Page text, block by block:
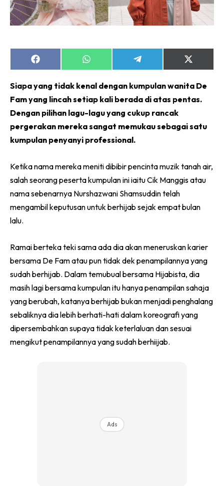
Share
on
Share
on
Share
on
Share
on
(Twitter)
Siapa yang tidak kenal dengan kumpulan wanita De
Fam yang lincah setiap kali berada di atas pentas.
Dengan pilihan lagu-lagu yang cukup rancak
pergerakan mereka sangat memukau sebagai satu
kumpulan penyanyi professional.
Ketika nama mereka meniti dibibir pencinta muzik tanah air,
salah seorang peserta kumpulan ini iaitu Cik Manggis atau
nama sebenarnya Nurshazwani Shamsuddin telah
mengambil keputusan untuk berhijab sejak empat bulan
lalu.
Ramai berteka teki sama ada dia akan meneruskan karier
bersama De Fam atau pun tidak dek penampilannya yang
sudah berhijab. Dalam temubual bersama Hijabista, dia
masih lagi bersama kumpulan itu hanya penampilan sahaja
yang berubah, katanya berhijab bukan menjadi penghalang
sebaliknya dia lebih berhati-hati dalam koreografi yang
dipersembahkan supaya tidak keterlaluan dan sesuai
mengikut penampilannya yang sudah berhiijab.
Ads